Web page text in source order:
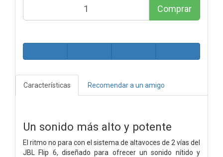
Comprar
Características Recomendar a un amigo
Un sonido más alto y potente
El ritmo no para con el sistema de altavoces de 2 vías del
JBL Flip 6, diseñado para ofrecer un sonido nítido y